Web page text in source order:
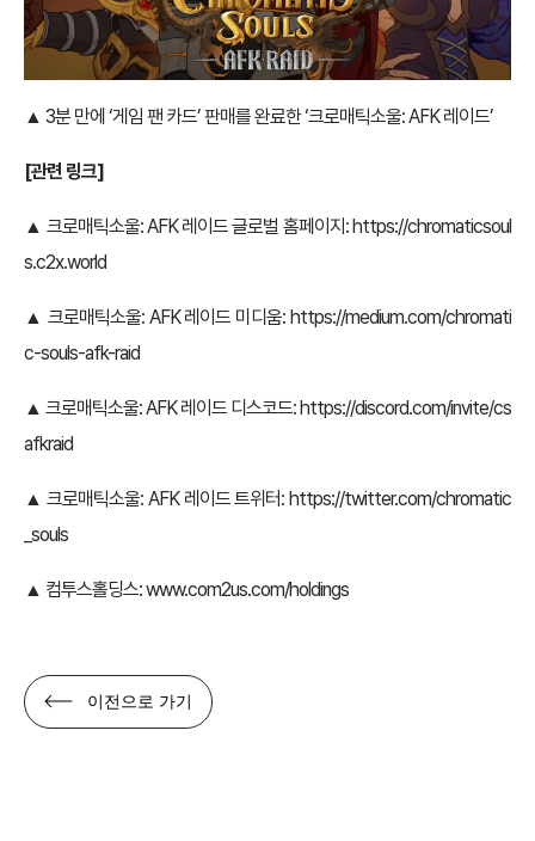
▲ 3분 만에 ‘게임 팬 카드’ 판매를 완료한 ‘크로매틱소울: AFK 레이드’
[관련 링크]
▲ 크로매틱소울: AFK 레이드 글로벌 홈페이지: https://chromaticsoul
s.c2x.world
▲ 크로매틱소울: AFK 레이드 미디움: https://medium.com/chromati
c-souls-afk-raid
▲ 크로매틱소울: AFK 레이드 디스코드: https://discord.com/invite/cs
afkraid
▲ 크로매틱소울: AFK 레이드 트위터: https://twitter.com/chromatic
_souls
▲ 컴투스홀딩스:www.com2us.com/holdings
이전으로 가기